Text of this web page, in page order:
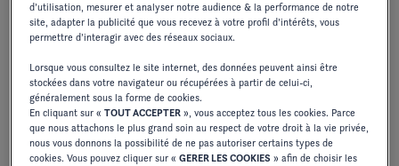
H2 OB
Longueur hors tout 22' / 6.71 m - Bau maxi 8'4" / 2.54 m
d’utilisation, mesurer et analyser notre audience & la performance de notre
site, adapter la publicité que vous recevez à votre profil d’intérêts, vous
permettre d’interagir avec des réseaux sociaux.
Lorsque vous consultez le site internet, des données peuvent ainsi être
stockées dans votre navigateur ou récupérées à partir de celui-ci,
généralement sous la forme de cookies.
En cliquant sur «TOUT ACCEPTER », vous acceptez tous les cookies. Parce
que nous attachons le plus grand soin au respect de votre droit à la vie privée,
nous vous donnons la possibilité de ne pas autoriser certains types de
cookies. Vous pouvez cliquer sur «GERER LES COOKIES » afin de choisir les